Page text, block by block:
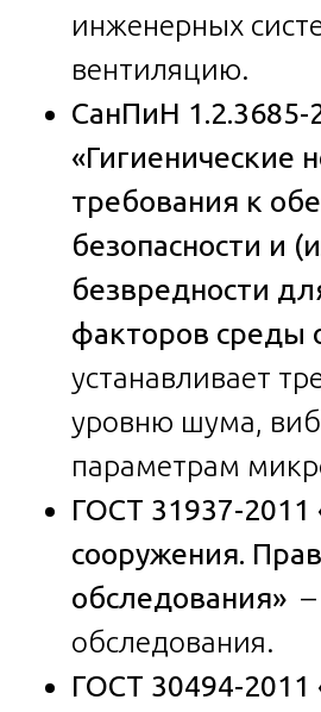
инженерных
вентиляцию.
СанПиН 1.2.3685-
«Гигиенические
требования к
безопасности и
безвредности
факторов среды
устанавливает
уровню шума,
параметрам
ГОСТ 31937-2011
сооружения.
обследования»
обследования.
ГОСТ 30494-2011